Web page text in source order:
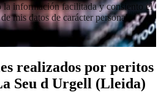
la información facilitada y consiento el
mis datos de carácter personal.
realizados por peritos
Seu d Urgell (Lleida)